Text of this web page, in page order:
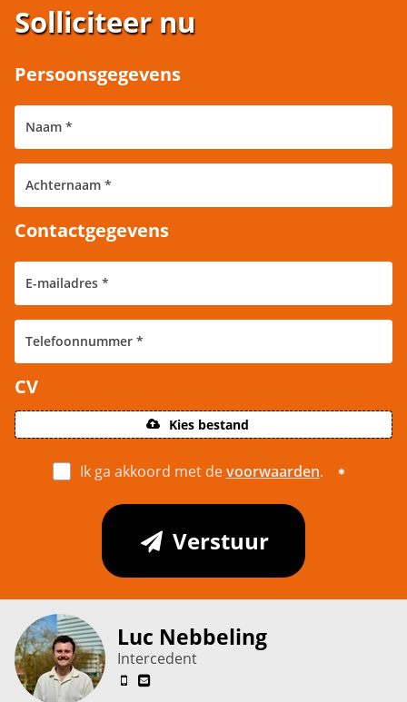
Luc Nebbeling
Intercedent
Solliciteer nu
Persoonsgegevens
Contactgegevens
CV
Kies bestand
Ik ga akkoord met devoorwaarden.
Verstuur